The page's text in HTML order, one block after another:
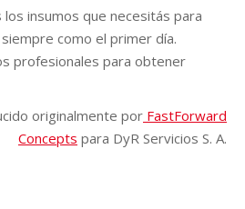
insumos que necesitás para
como el primer día.
profesionales para obtener
originalmente por FastForward
Concepts para DyR Servicios S. A.